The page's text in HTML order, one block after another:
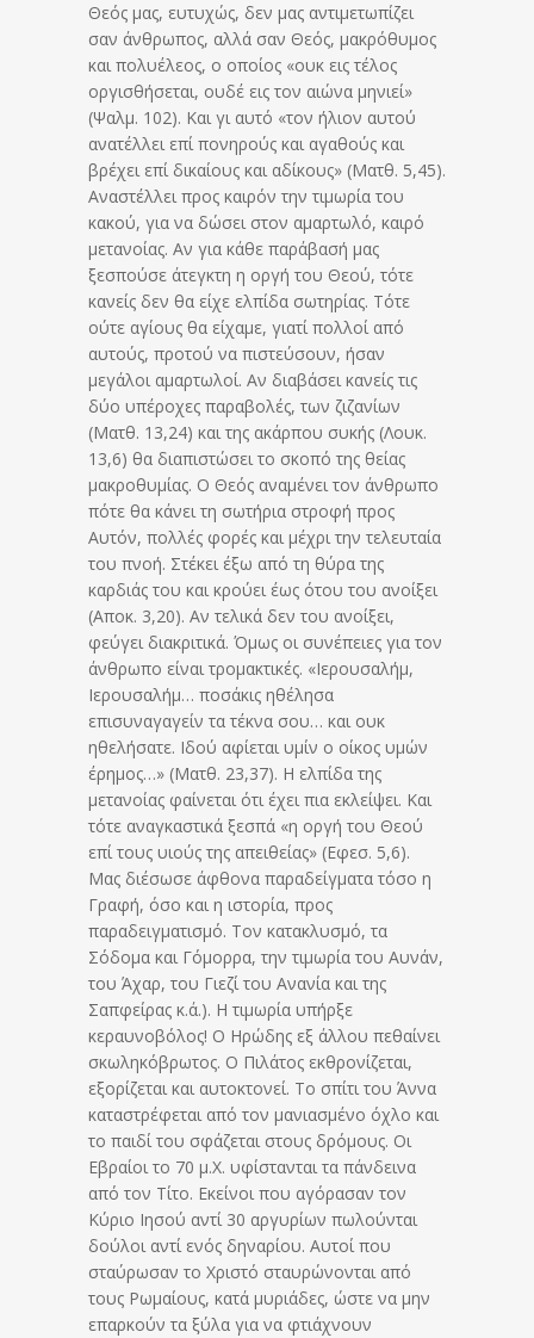
Θεός μας, ευτυχώς, δεν μας αντιμετωπίζει
σαν άνθρωπος, αλλά σαν Θεός, μακρόθυμος
και πολυέλεος, ο οποίος «ουκ εις τέλος
οργισθήσεται, ουδέ εις τον αιώνα μηνιεί»
(Ψαλμ. 102). Και γι αυτό «τον ήλιον αυτού
ανατέλλει επί πονηρούς και αγαθούς και
βρέχει επί δικαίους και αδίκους» (Ματθ. 5,45).
Αναστέλλει προς καιρόν την τιμωρία του
κακού, για να δώσει στον αμαρτωλό, καιρό
μετανοίας. Αν για κάθε παράβασή μας
ξεσπούσε άτεγκτη η οργή του Θεού, τότε
κανείς δεν θα είχε ελπίδα σωτηρίας. Τότε
ούτε αγίους θα είχαμε, γιατί πολλοί από
αυτούς, προτού να πιστεύσουν, ήσαν
μεγάλοι αμαρτωλοί. Αν διαβάσει κανείς τις
δύο υπέροχες παραβολές, των ζιζανίων
(Ματθ. 13,24) και της ακάρπου συκής (Λουκ.
13,6) θα διαπιστώσει το σκοπό της θείας
μακροθυμίας. Ο Θεός αναμένει τον άνθρωπο
πότε θα κάνει τη σωτήρια στροφή προς
Αυτόν, πολλές φορές και μέχρι την τελευταία
του πνοή. Στέκει έξω από τη θύρα της
καρδιάς του και κρούει έως ότου του ανοίξει
(Αποκ. 3,20). Αν τελικά δεν του ανοίξει,
φεύγει διακριτικά. Όμως οι συνέπειες για τον
άνθρωπο είναι τρομακτικές. «Ιερουσαλήμ,
Ιερουσαλήμ… ποσάκις ηθέλησα
επισυναγαγείν τα τέκνα σου… και ουκ
ηθελήσατε. Ιδού αφίεται υμίν ο οίκος υμών
έρημος…» (Ματθ. 23,37). Η ελπίδα της
μετανοίας φαίνεται ότι έχει πια εκλείψει. Και
τότε αναγκαστικά ξεσπά «η οργή του Θεού
επί τους υιούς της απειθείας» (Εφεσ. 5,6).
Μας διέσωσε άφθονα παραδείγματα τόσο η
Γραφή, όσο και η ιστορία, προς
παραδειγματισμό. Τον κατακλυσμό, τα
Σόδομα και Γόμορρα, την τιμωρία του Αυνάν,
του Άχαρ, του Γιεζί του Ανανία και της
Σαπφείρας κ.ά.). Η τιμωρία υπήρξε
κεραυνοβόλος! Ο Ηρώδης εξ άλλου πεθαίνει
σκωληκόβρωτος. Ο Πιλάτος εκθρονίζεται,
εξορίζεται και αυτοκτονεί. Το σπίτι του Άννα
καταστρέφεται από τον μανιασμένο όχλο και
το παιδί του σφάζεται στους δρόμους. Οι
Εβραίοι το 70 μ.Χ. υφίστανται τα πάνδεινα
από τον Τίτο. Εκείνοι που αγόρασαν τον
Κύριο Ιησού αντί 30 αργυρίων πωλούνται
δούλοι αντί ενός δηναρίου. Αυτοί που
σταύρωσαν το Χριστό σταυρώνονται από
τους Ρωμαίους, κατά μυριάδες, ώστε να μην
επαρκούν τα ξύλα για να φτιάχνουν